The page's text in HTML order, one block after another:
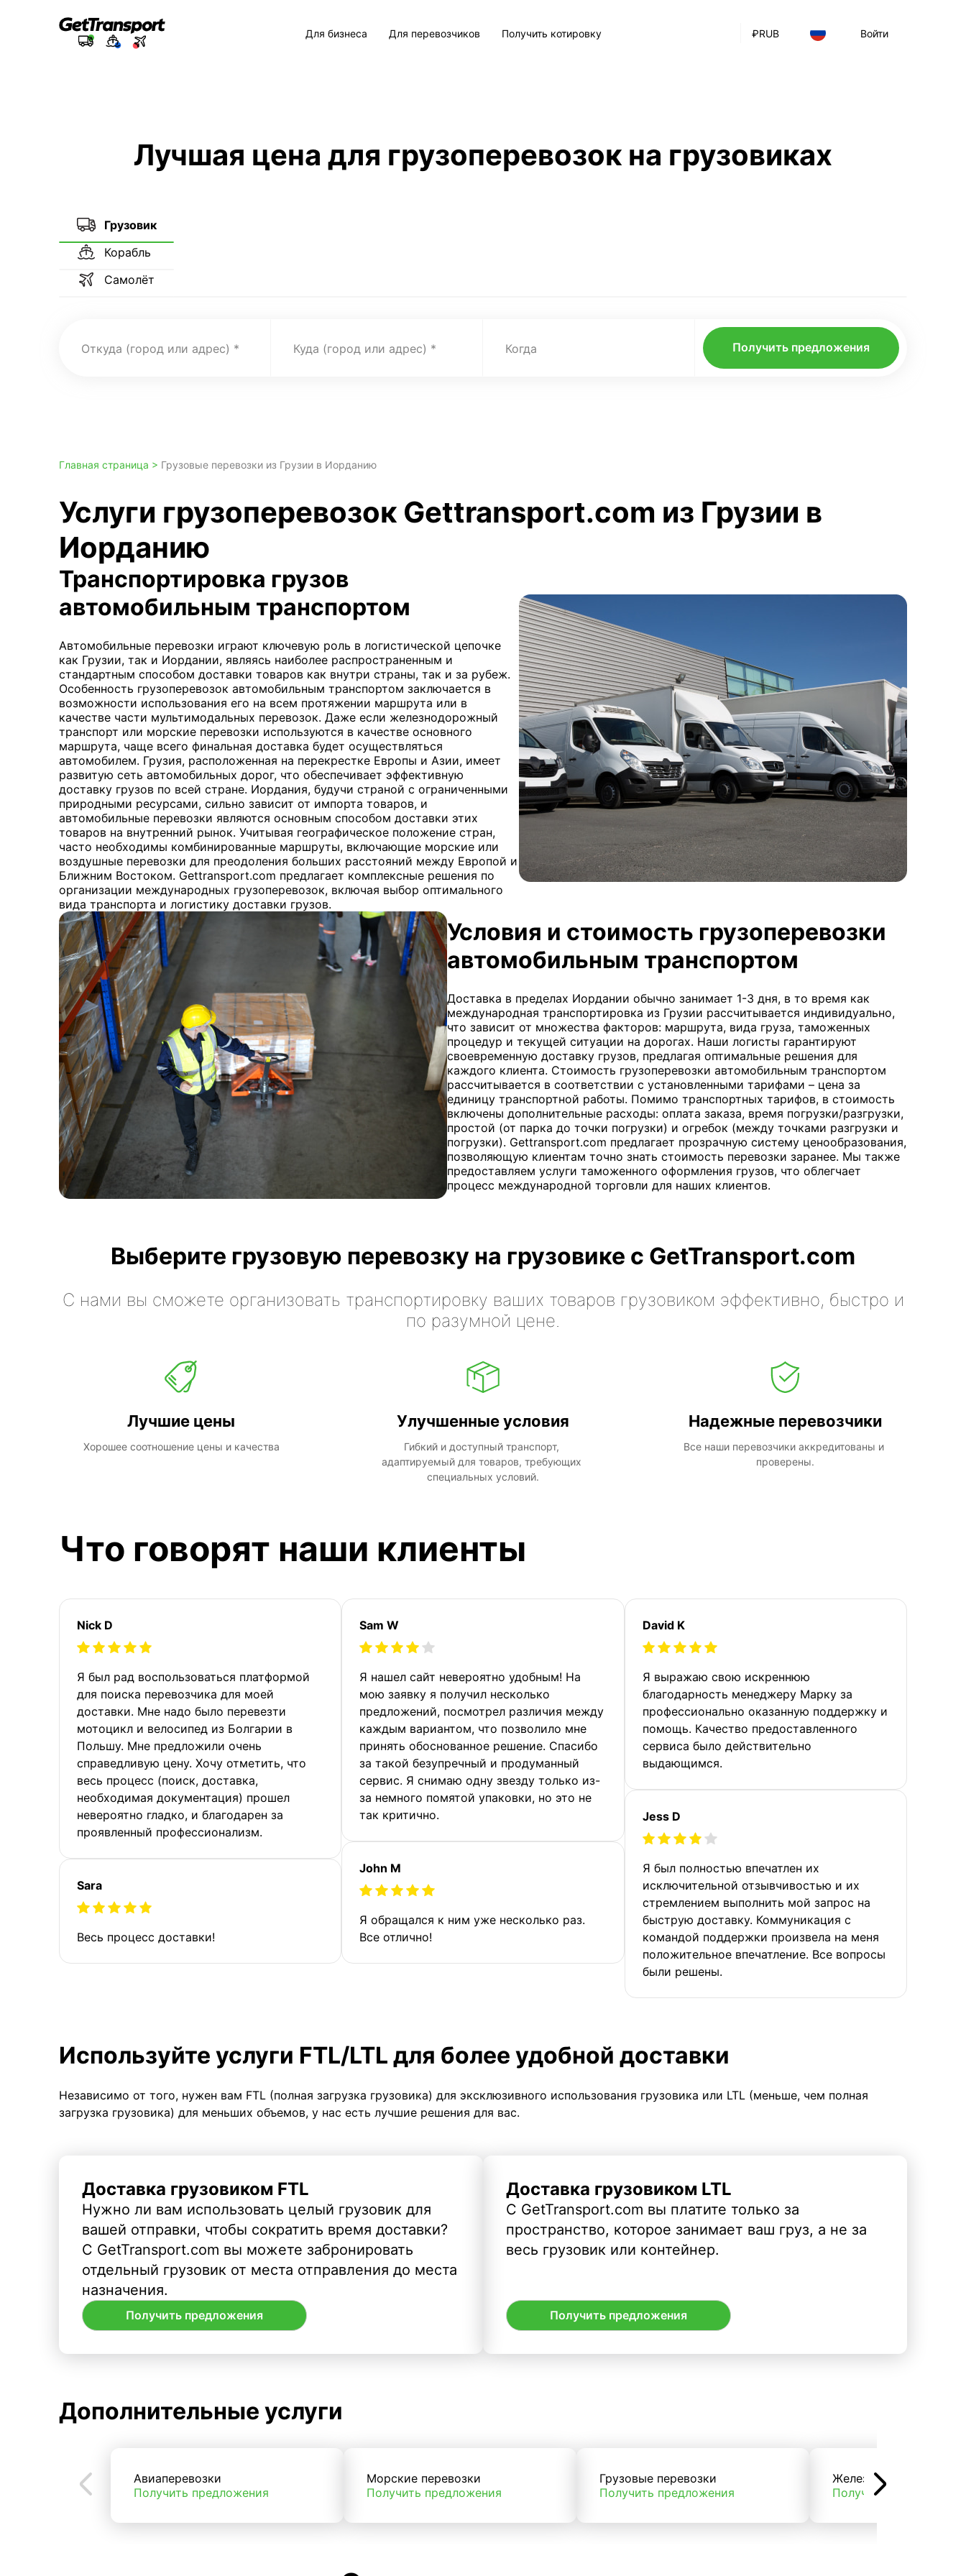
₽RUB Войти
Для бизнеса Для перевозчиков Получить котировку
Лучшая цена для грузоперевозок на грузовиках
Грузовик
Корабль
Самолёт
Откуда (город или адрес) Куда (город или адрес) Когда Получить предложения
Главная страница > Грузовые перевозки из Грузии в Иорданию
Услуги грузоперевозок Gettransport.com из Грузии в
Иорданию
Транспортировка грузов
автомобильным транспортом
Автомобильные перевозки играют ключевую роль в логистической цепочке
как Грузии, так и Иордании, являясь наиболее распространенным и
стандартным способом доставки товаров как внутри страны, так и за рубеж.
Особенность грузоперевозок автомобильным транспортом заключается в
возможности использования его на всем протяжении маршрута или в
качестве части мультимодальных перевозок. Даже если железнодорожный
транспорт или морские перевозки используются в качестве основного
маршрута, чаще всего финальная доставка будет осуществляться
автомобилем. Грузия, расположенная на перекрестке Европы и Азии, имеет
развитую сеть автомобильных дорог, что обеспечивает эффективную
доставку грузов по всей стране. Иордания, будучи страной с ограниченными
природными ресурсами, сильно зависит от импорта товаров, и
автомобильные перевозки являются основным способом доставки этих
товаров на внутренний рынок. Учитывая географическое положение стран,
часто необходимы комбинированные маршруты, включающие морские или
воздушные перевозки для преодоления больших расстояний между Европой и
Ближним Востоком. Gettransport.com предлагает комплексные решения по
организации международных грузоперевозок, включая выбор оптимального
вида транспорта и логистику доставки грузов.
Условия и стоимость грузоперевозки
автомобильным транспортом
Доставка в пределах Иордании обычно занимает 1-3 дня, в то время как
международная транспортировка из Грузии рассчитывается индивидуально,
что зависит от множества факторов: маршрута, вида груза, таможенных
процедур и текущей ситуации на дорогах. Наши логисты гарантируют
своевременную доставку грузов, предлагая оптимальные решения для
каждого клиента. Стоимость грузоперевозки автомобильным транспортом
рассчитывается в соответствии с установленными тарифами – цена за
единицу транспортной работы. Помимо транспортных тарифов, в стоимость
включены дополнительные расходы: оплата заказа, время погрузки/разгрузки,
простой (от парка до точки погрузки) и огребок (между точками разгрузки и
погрузки). Gettransport.com предлагает прозрачную систему ценообразования,
позволяющую клиентам точно знать стоимость перевозки заранее. Мы также
предоставляем услуги таможенного оформления грузов, что облегчает
процесс международной торговли для наших клиентов.
Выберите грузовую перевозку на грузовике с GetTransport.com
С нами вы сможете организовать транспортировку ваших товаров грузовиком эффективно, быстро и
по разумной цене.
Лучшие цены
Хорошее соотношение цены и качества
Улучшенные условия
Гибкий и доступный транспорт,
адаптируемый для товаров, требующих
специальных условий.
Надежные перевозчики
Все наши перевозчики аккредитованы и
проверены.
Что говорят наши клиенты
Nick D
Я был рад воспользоваться платформой
для поиска перевозчика для моей
доставки. Мне надо было перевезти
мотоцикл и велосипед из Болгарии в
Польшу. Мне предложили очень
справедливую цену. Хочу отметить, что
весь процесс (поиск, доставка,
необходимая документация) прошел
невероятно гладко, и благодарен за
проявленный профессионализм.
Sara
Весь процесс доставки!
Sam W
Я нашел сайт невероятно удобным! На
мою заявку я получил несколько
предложений, посмотрел различия между
каждым вариантом, что позволило мне
принять обоснованное решение. Спасибо
за такой безупречный и продуманный
сервис. Я снимаю одну звезду только из-
за немного помятой упаковки, но это не
так критично.
John M
Я обращался к ним уже несколько раз.
Все отлично!
David K
Я выражаю свою искреннюю
благодарность менеджеру Марку за
профессионально оказанную поддержку и
помощь. Качество предоставленного
сервиса было действительно
выдающимся.
Jess D
Я был полностью впечатлен их
исключительной отзывчивостью и их
стремлением выполнить мой запрос на
быструю доставку. Коммуникация с
командой поддержки произвела на меня
положительное впечатление. Все вопросы
были решены.
Используйте услуги FTL/LTL для более удобной доставки
Независимо от того, нужен вам FTL (полная загрузка грузовика) для эксклюзивного использования грузовика или LTL (меньше, чем полная
загрузка грузовика) для меньших объемов, у нас есть лучшие решения для вас.
Доставка грузовиком FTL
Нужно ли вам использовать целый грузовик для
вашей отправки, чтобы сократить время доставки?
С GetTransport.com вы можете забронировать
отдельный грузовик от места отправления до места
назначения.
Получить предложения
Доставка грузовиком LTL
С GetTransport.com вы платите только за
пространство, которое занимает ваш груз, а не за
весь грузовик или контейнер.
Получить предложения
Дополнительные услуги
Авиаперевозки
Получить предложения
Морские перевозки
Получить предложения
Грузовые перевозки
Получить предложения
Железнодорожные
Получить